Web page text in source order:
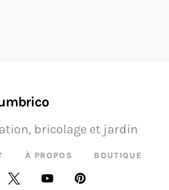
À PROPOS BOUTIQUE
bricolage et jardin